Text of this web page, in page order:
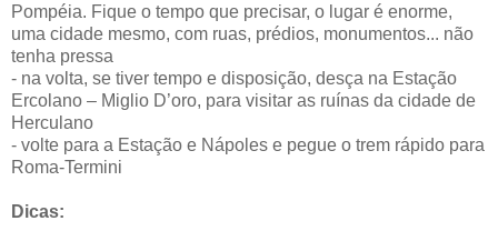
Pompéia. Fique o tempo que precisar, o lugar é enorme,
uma cidade mesmo, com ruas, prédios, monumentos... não
tenha pressa
- na volta, se tiver tempo e disposição, desça na Estação
Ercolano – Miglio D’oro, para visitar as ruínas da cidade de
Herculano
- volte para a Estação e Nápoles e pegue o trem rápido para
Roma-Termini
Dicas: